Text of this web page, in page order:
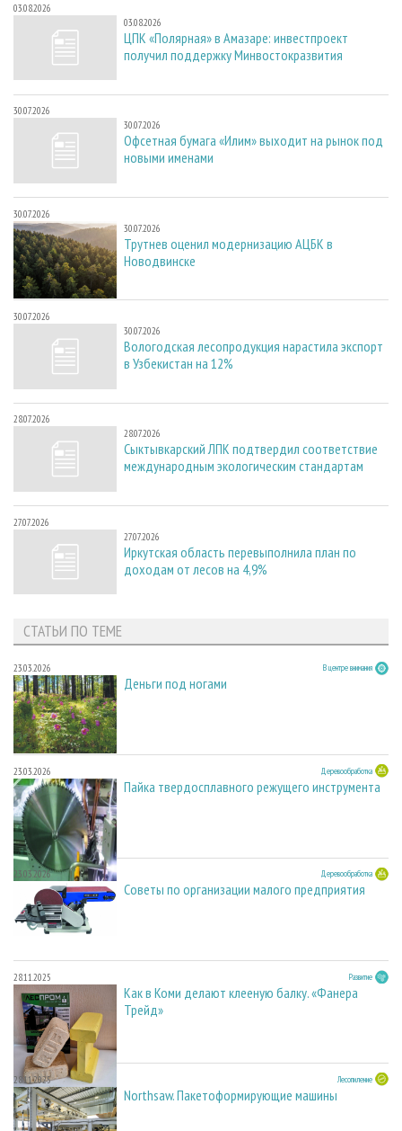
03.08.2026
03.08.2026
ЦПК «Полярная» в Амазаре: инвестпроект
получил поддержку Минвостокразвития
30.07.2026
30.07.2026
Офсетная бумага «Илим» выходит на рынок под
новыми именами
30.07.2026
30.07.2026
Трутнев оценил модернизацию АЦБК в
Новодвинске
30.07.2026
30.07.2026
Вологодская лесопродукция нарастила экспорт
в Узбекистан на 12%
28.07.2026
28.07.2026
Сыктывкарский ЛПК подтвердил соответствие
международным экологическим стандартам
27.07.2026
27.07.2026
Иркутская область перевыполнила план по
доходам от лесов на 4,9%
СТАТЬИ ПО ТЕМЕ
23.03.2026 В центре внимания
Деньги под ногами
23.03.2026 Деревообработка
Пайка твердосплавного режущего инструмента
23.03.2026 Деревообработка
Советы по организации малого предприятия
28.11.2025 Развитие
Как в Коми делают клееную балку. «Фанера
Трейд»
28.11.2025 Лесопиление
Northsaw. Пакетоформирующие машины